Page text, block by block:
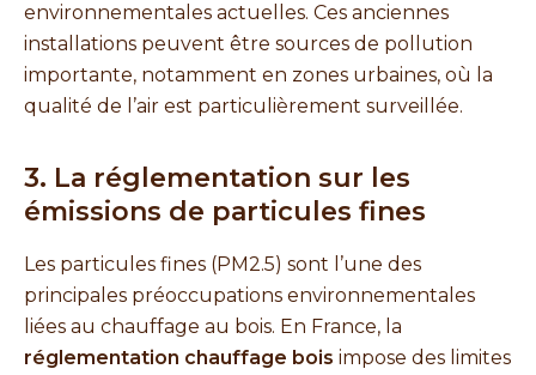
environnementales actuelles. Ces anciennes
installations peuvent être sources de pollution
importante, notamment en zones urbaines, où la
qualité de l’air est particulièrement surveillée.
3. La réglementation sur les
émissions de particules fines
Les particules fines (PM2.5) sont l’une des
principales préoccupations environnementales
liées au chauffage au bois. En France, la
réglementation chauffage bois impose des limites